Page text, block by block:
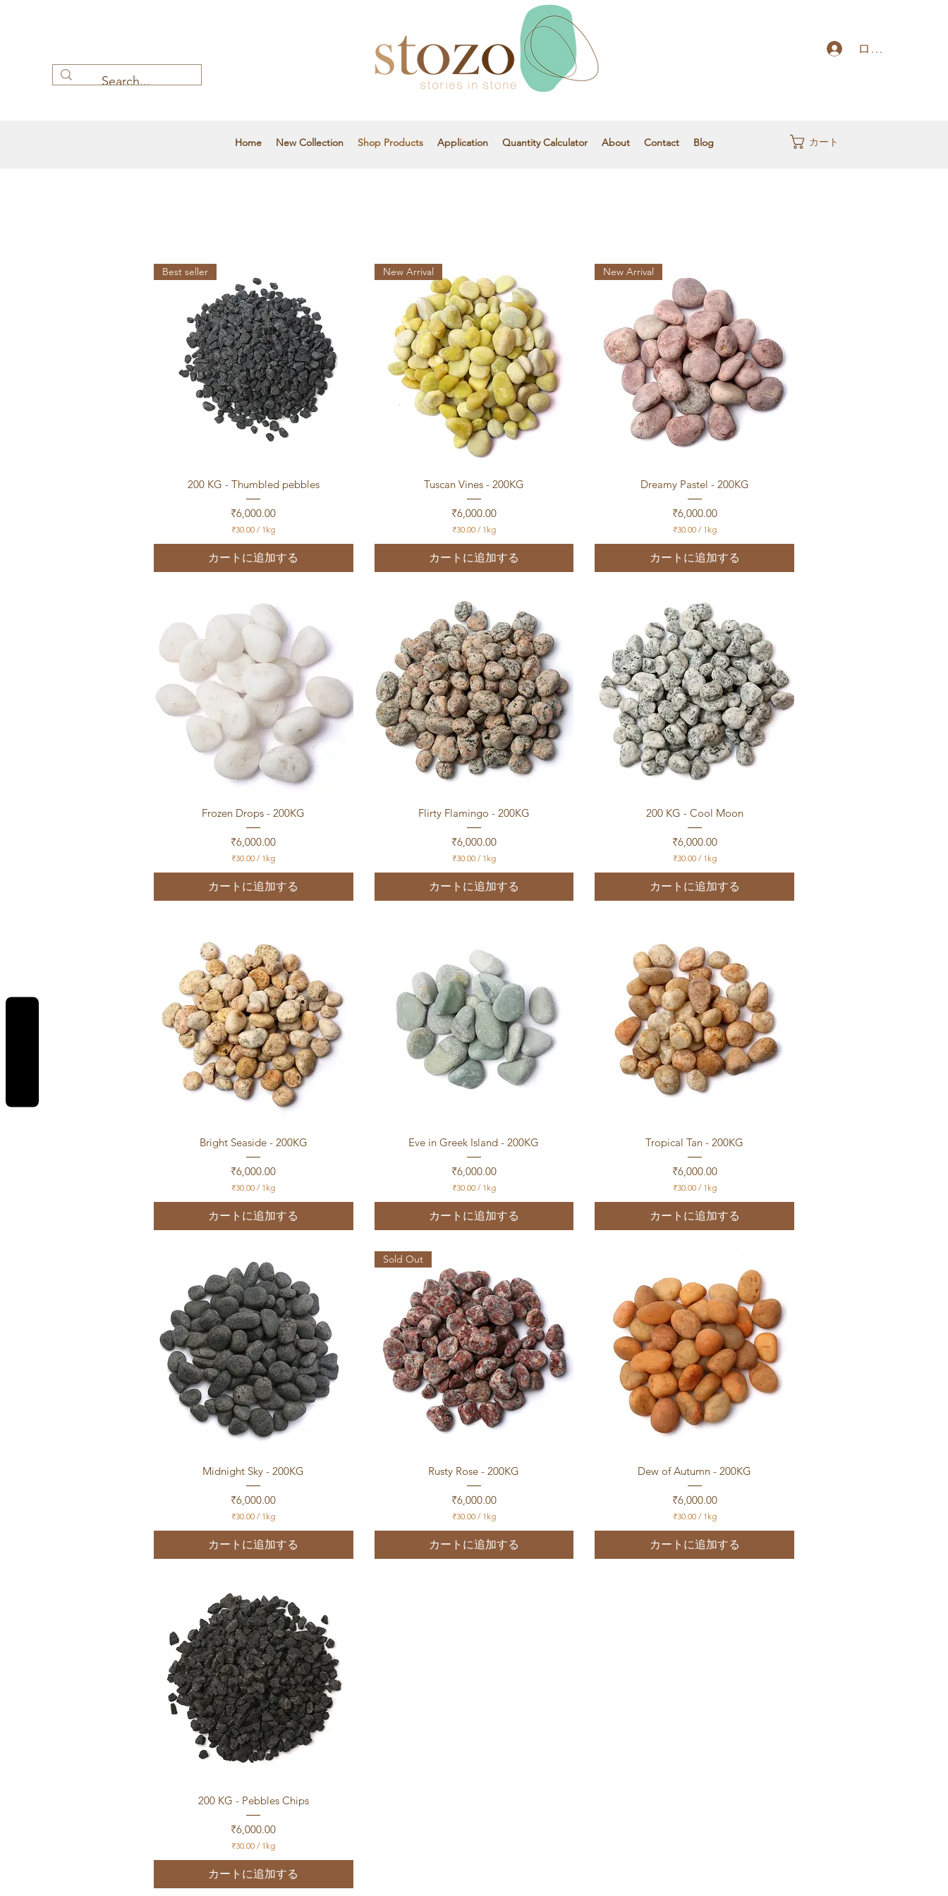
ログイン
Home New Collection Shop Products Application Quantity Calculator About Contact Blog カート
クイックビュー
Best seller
200 KG - Thumbled pebbles
価格
₹6,000.00
₹30.00 / 1kg
3
0
.
／
1
カートに追加する
クイックビュー
New Arrival
Tuscan Vines - 200KG
価格
₹6,000.00
₹30.00 / 1kg
3
0
.
／
1
k
g
カートに追加する
クイックビュー
New Arrival
Dreamy Pastel - 200KG
価格
₹6,000.00
₹30.00 / 1kg
3
0
.
／
1
k
g
カートに追加する
クイックビュー
Frozen Drops - 200KG
価格
₹6,000.00
₹30.00 / 1kg
3
0
.
1
k
g
カートに追加する
クイックビュー
Flirty Flamingo - 200KG
価格
₹6,000.00
₹30.00 / 1kg
3
0
.
1
g
カートに追加する
クイックビュー
200 KG - Cool Moon
価格
₹6,000.00
₹30.00 / 1kg
3
0
.
1
k
g
カートに追加する
クイックビュー
Bright Seaside - 200KG
価格
₹6,000.00
₹30.00 / 1kg
3
0
.
／
1
k
g
カートに追加する
クイックビュー
Eve in Greek Island - 200KG
価格
₹6,000.00
₹30.00 / 1kg
3
0
.
1
k
g
カートに追加する
クイックビュー
Tropical Tan - 200KG
価格
₹6,000.00
₹30.00 / 1kg
3
0
.
k
g
カートに追加する
クイックビュー
Midnight Sky - 200KG
価格
₹6,000.00
₹30.00 / 1kg
3
0
.
／
1
k
g
カートに追加する
クイックビュー
Sold Out
Rusty Rose - 200KG
価格
₹6,000.00
₹30.00 / 1kg
3
0
.
カートに追加する
クイックビュー
Dew of Autumn - 200KG
価格
₹6,000.00
₹30.00 / 1kg
3
0
.
カートに追加する
クイックビュー
200 KG - Pebbles Chips
価格
₹6,000.00
₹30.00 / 1kg
3
0
.
カートに追加する